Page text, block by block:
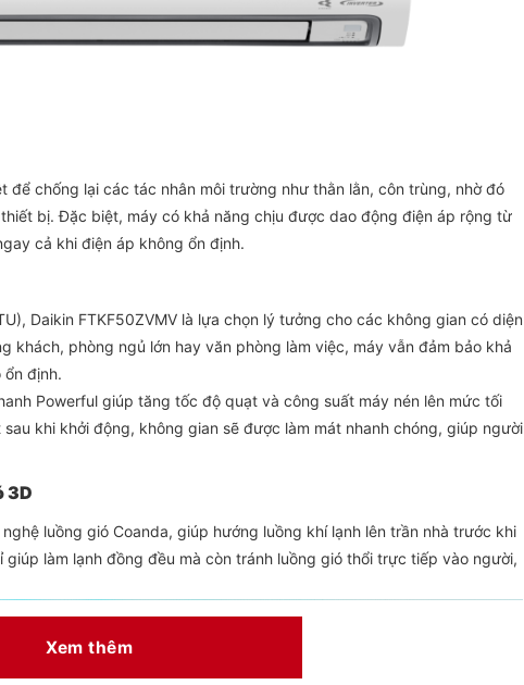
chống lại các tác nhân môi trường như thằn lằn, côn trùng, nhờ đó
bị. Đặc biệt, máy có khả năng chịu được dao động điện áp rộng từ
cả khi điện áp không ổn định.
Daikin FTKF50ZVMV là lựa chọn lý tưởng cho các không gian có diện
khách, phòng ngủ lớn hay văn phòng làm việc, máy vẫn đảm bảo khả
ổn định.
Powerful giúp tăng tốc độ quạt và công suất máy nén lên mức tối
khi khởi động, không gian sẽ được làm mát nhanh chóng, giúp người
3D
luồng gió Coanda, giúp hướng luồng khí lạnh lên trần nhà trước khi
làm lạnh đồng đều mà còn tránh luồng gió thổi trực tiếp vào người,
Xem thêm